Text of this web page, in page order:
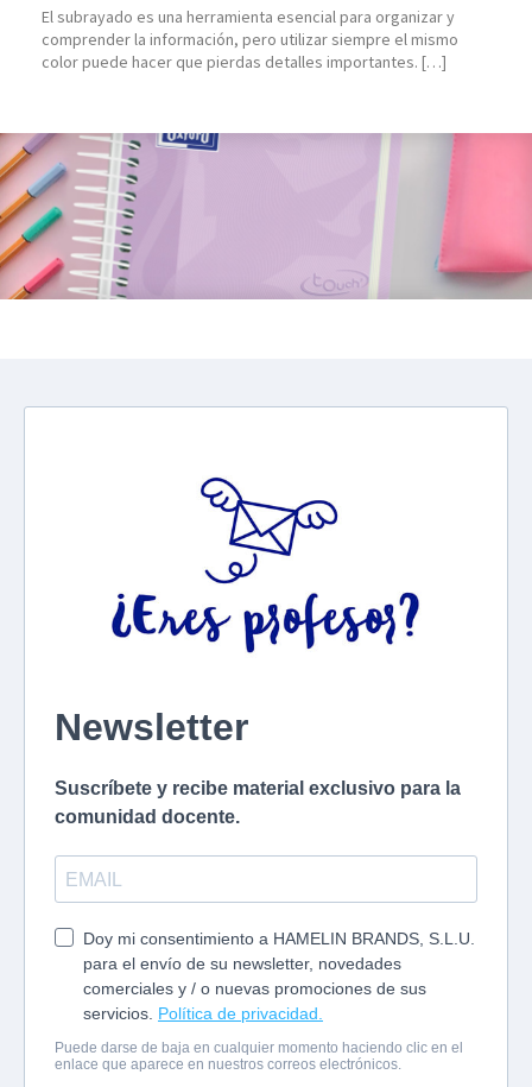
El subrayado es una herramienta esencial para organizar y
comprender la información, pero utilizar siempre el mismo
color puede hacer que pierdas detalles importantes. […]